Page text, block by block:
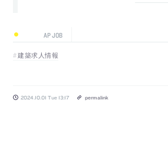
AP JOB
建築求人情報
2024.10.01 Tue 13:17 permalink